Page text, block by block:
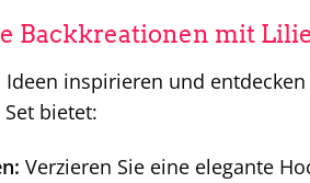
Backkreationen mit
Ideen inspirieren und
Set bietet:
Verzieren Sie eine elegante